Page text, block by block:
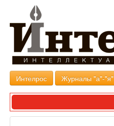
Интелрос Журналы "а"-"я"